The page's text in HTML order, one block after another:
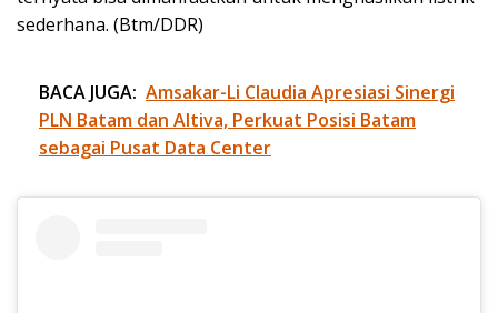
sederhana. (Btm/DDR)
BACA JUGA: Amsakar-Li Claudia Apresiasi Sinergi
PLN Batam dan Altiva, Perkuat Posisi Batam
sebagai Pusat Data Center